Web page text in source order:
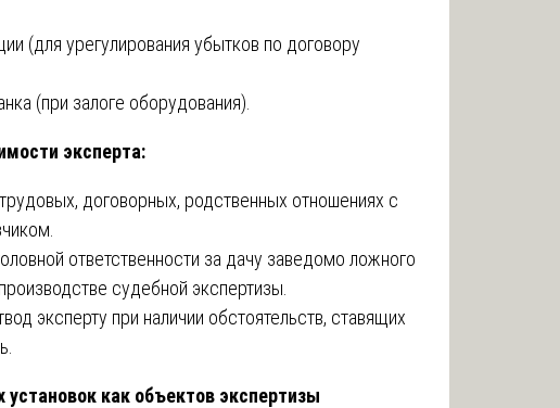
(для урегулирования убытков по договору
(при залоге оборудования).
эксперта:
договорных, родственных отношениях с
ответственности за дачу заведомо ложного
судебной экспертизы.
эксперту при наличии обстоятельств, ставящих
как объектов экспертизы